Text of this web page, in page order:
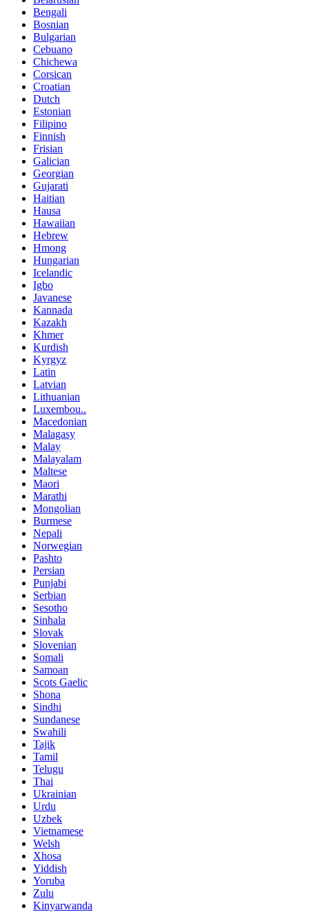
Bengali
Bosnian
Bulgarian
Cebuano
Chichewa
Corsican
Croatian
Dutch
Estonian
Filipino
Finnish
Frisian
Galician
Georgian
Gujarati
Haitian
Hausa
Hawaiian
Hebrew
Hmong
Hungarian
Icelandic
Igbo
Javanese
Kannada
Kazakh
Khmer
Kurdish
Kyrgyz
Latin
Latvian
Lithuanian
Luxembou..
Macedonian
Malagasy
Malay
Malayalam
Maltese
Maori
Marathi
Mongolian
Burmese
Nepali
Norwegian
Pashto
Persian
Punjabi
Serbian
Sesotho
Sinhala
Slovak
Slovenian
Somali
Samoan
Scots Gaelic
Shona
Sindhi
Sundanese
Swahili
Tajik
Tamil
Telugu
Thai
Ukrainian
Urdu
Uzbek
Vietnamese
Welsh
Xhosa
Yiddish
Yoruba
Zulu
Kinyarwanda